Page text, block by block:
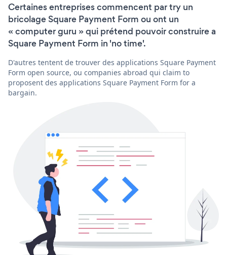
Certaines entreprises commencent par try un
bricolage Square Payment Form ou ont un
« computer guru » qui prétend pouvoir construire a
Square Payment Form in 'no time'.
D'autres tentent de trouver des applications Square Payment
Form open source, ou companies abroad qui claim to
proposent des applications Square Payment Form for a
bargain.